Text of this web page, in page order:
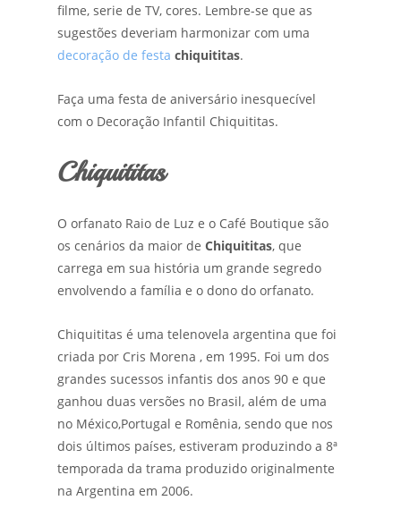
filme, serie de TV, cores. Lembre-se que as
sugestões deveriam harmonizar com uma
decoração de festa chiquititas.
Faça uma festa de aniversário inesquecível
com o Decoração Infantil Chiquititas.
Chiquititas
O orfanato Raio de Luz e o Café Boutique são
os cenários da maior de Chiquititas, que
carrega em sua história um grande segredo
envolvendo a família e o dono do orfanato.
Chiquititas é uma telenovela argentina que foi
criada por Cris Morena , em 1995. Foi um dos
grandes sucessos infantis dos anos 90 e que
ganhou duas versões no Brasil, além de uma
no México,Portugal e Romênia, sendo que nos
dois últimos países, estiveram produzindo a 8ª
temporada da trama produzido originalmente
na Argentina em 2006.